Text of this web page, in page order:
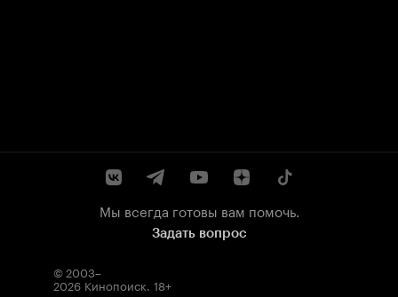
Мы всегда готовы вам помочь.
Задать вопрос
© 2003–
2026 Кинопоиск. 18+